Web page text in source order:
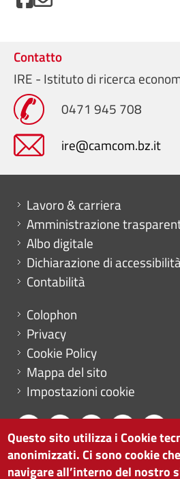
Contatto
IRE - Istituto di ricerca
0471 945 708
ire@camcom.bz.it
Mini menu di servizio
Lavoro & carriera
Amministrazione
Albo digitale
Dichiarazione di
Contabilità
Menu footer
Colophon
Privacy
Cookie Policy
Mappa del sito
Impostazioni cookie
CAMERA DI COMMERCIO DI
Questo sito utilizza i Cookie
anonimizzati. Ci sono cookie
navigare all’interno del nostro